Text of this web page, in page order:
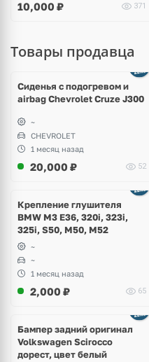
10,000 ₽ 371
Товары продавца
Сиденья с подогревом и
airbag Chevrolet Cruze J300
~
CHEVROLET
1 месяц назад
20,000 ₽ 52
Крепление глушителя
BMW M3 E36, 320i, 323i,
325i, S50, M50, M52
~
~
1 месяц назад
2,000 ₽ 65
Бампер задний оригинал
Volkswagen Scirocco
дорест, цвет белый